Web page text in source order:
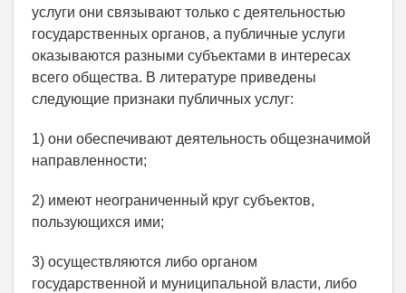
услуги они связывают только с деятельностью
государственных органов, а публичные услуги
оказываются разными субъектами в интересах
всего общества. В литературе приведены
следующие признаки публичных услуг:
1) они обеспечивают деятельность общезначимой
направленности;
2) имеют неограниченный круг субъектов,
пользующихся ими;
3) осуществляются либо органом
государственной и муниципальной власти, либо